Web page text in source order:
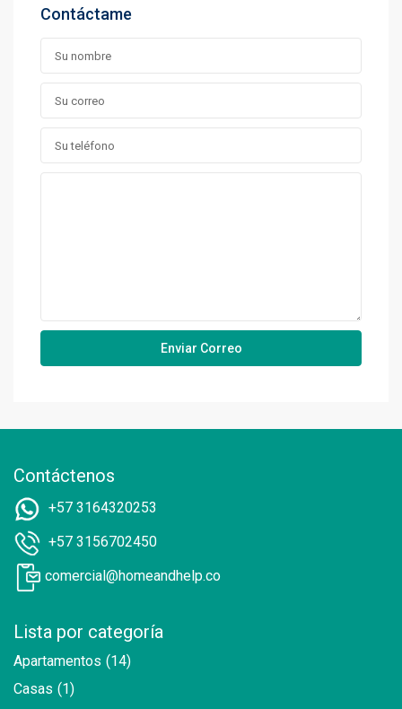
Contáctame
Contáctenos
+57 3164320253
+57 3156702450
comercial@homeandhelp.co
Lista por categoría
Apartamentos (14)
Casas (1)